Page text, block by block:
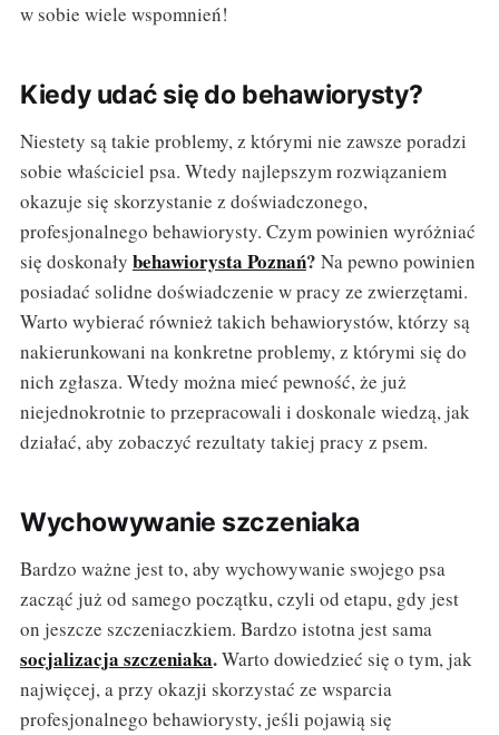
w sobie wiele wspomnień!
Kiedy udać się do behawiorysty?
Niestety są takie problemy, z którymi nie zawsze poradzi
sobie właściciel psa. Wtedy najlepszym rozwiązaniem
okazuje się skorzystanie z doświadczonego,
profesjonalnego behawiorysty. Czym powinien wyróżniać
się doskonały behawiorysta Poznań? Na pewno powinien
posiadać solidne doświadczenie w pracy ze zwierzętami.
Warto wybierać również takich behawiorystów, którzy są
nakierunkowani na konkretne problemy, z którymi się do
nich zgłasza. Wtedy można mieć pewność, że już
niejednokrotnie to przepracowali i doskonale wiedzą, jak
działać, aby zobaczyć rezultaty takiej pracy z psem.
Wychowywanie szczeniaka
Bardzo ważne jest to, aby wychowywanie swojego psa
zacząć już od samego początku, czyli od etapu, gdy jest
on jeszcze szczeniaczkiem. Bardzo istotna jest sama
socjalizacja szczeniaka.Warto dowiedzieć się o tym, jak
najwięcej, a przy okazji skorzystać ze wsparcia
profesjonalnego behawiorysty, jeśli pojawią się